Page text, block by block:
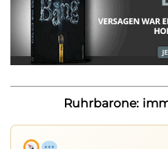
Ruhrbarone: